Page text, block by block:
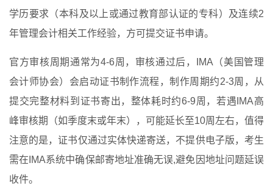
学历要求（本科及以上或通过教育部认证的专科）及连续2
年管理会计相关工作经验，方可提交证书申请。
官方审核周期通常为4-6周，审核通过后，IMA（美国管理
会计师协会）会启动证书制作流程，制作周期约2-3周，从
提交完整材料到证书寄出，整体耗时约6-9周，若遇IMA高
峰审核期（如季度末或年末），可能延长至10周左右，值得
注意的是，证书仅通过实体快递寄送，不提供电子版，考生
需在IMA系统中确保邮寄地址准确无误,避免因地址问题延误
收件。